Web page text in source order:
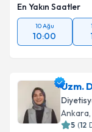
En Yakın Saatler
10 Ağu
10:00
Uzm.
Ankara,
5 (12